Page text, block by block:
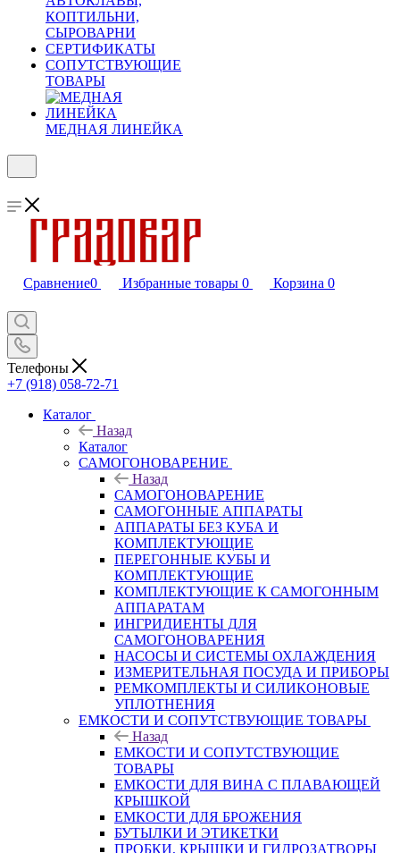
КОПТИЛЬНИ,
СЫРОВАРНИ
СЕРТИФИКАТЫ
СОПУТСТВУЮЩИЕ
ТОВАРЫ
МЕДНАЯ ЛИНЕЙКА
Сравнение0 Избранные товары 0 Корзина 0
Телефоны
+7 (918) 058-72-71
Каталог
Назад
Каталог
САМОГОНОВАРЕНИЕ
Назад
САМОГОНОВАРЕНИЕ
САМОГОННЫЕ АППАРАТЫ
АППАРАТЫ БЕЗ КУБА И
КОМПЛЕКТУЮЩИЕ
ПЕРЕГОННЫЕ КУБЫ И
КОМПЛЕКТУЮЩИЕ
КОМПЛЕКТУЮЩИЕ К САМОГОННЫМ
АППАРАТАМ
ИНГРИДИЕНТЫ ДЛЯ
САМОГОНОВАРЕНИЯ
НАСОСЫ И СИСТЕМЫ ОХЛАЖДЕНИЯ
ИЗМЕРИТЕЛЬНАЯ ПОСУДА И ПРИБОРЫ
РЕМКОМПЛЕКТЫ И СИЛИКОНОВЫЕ
УПЛОТНЕНИЯ
ЕМКОСТИ И СОПУТСТВУЮЩИЕ ТОВАРЫ
Назад
ЕМКОСТИ И СОПУТСТВУЮЩИЕ
ТОВАРЫ
ЕМКОСТИ ДЛЯ ВИНА С ПЛАВАЮЩЕЙ
КРЫШКОЙ
ЕМКОСТИ ДЛЯ БРОЖЕНИЯ
БУТЫЛКИ И ЭТИКЕТКИ
ПРОБКИ, КРЫШКИ И ГИДРОЗАТВОРЫ